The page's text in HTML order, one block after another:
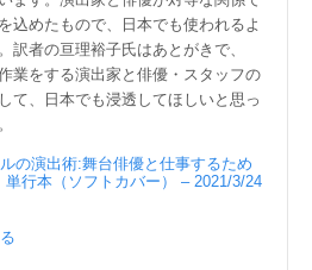
込めたもので、日本でも使われるよ
訳者の亘理裕子氏はあとがきで、
業をする演出家と俳優・スタッフの
て、日本でも浸透してほしいと思っ
の演出術:舞台俳優と仕事するため
行本（ソフトカバー） – 2021/3/24